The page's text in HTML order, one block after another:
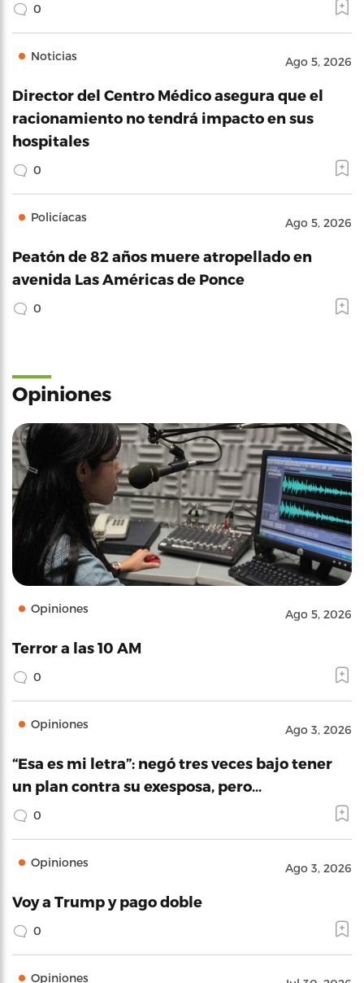
0
Noticias Ago 5, 2026
Director del Centro Médico asegura que el
racionamiento no tendrá impacto en sus
hospitales
0
Policíacas Ago 5, 2026
Peatón de 82 años muere atropellado en
avenida Las Américas de Ponce
0
Opiniones
Opiniones Ago 5, 2026
Terror a las 10 AM
0
Opiniones Ago 3, 2026
“Esa es mi letra”: negó tres veces bajo tener
un plan contra su exesposa, pero…
0
Opiniones Ago 3, 2026
Voy a Trump y pago doble
0
Opiniones